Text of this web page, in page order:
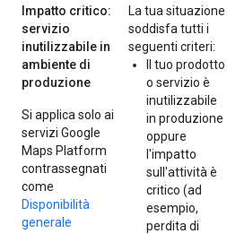
Impatto critico:
servizio
inutilizzabile in
ambiente di
produzione
Si applica solo ai
servizi Google
Maps Platform
contrassegnati
come
Disponibilità
generale
La tua situazione
soddisfa tutti i
seguenti criteri:
Il tuo prodotto
o servizio è
inutilizzabile
in produzione
oppure
l'impatto
sull'attività è
critico (ad
esempio,
perdita di